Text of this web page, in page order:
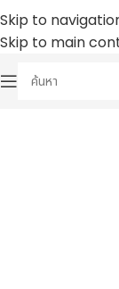
Skip to
Skip to main